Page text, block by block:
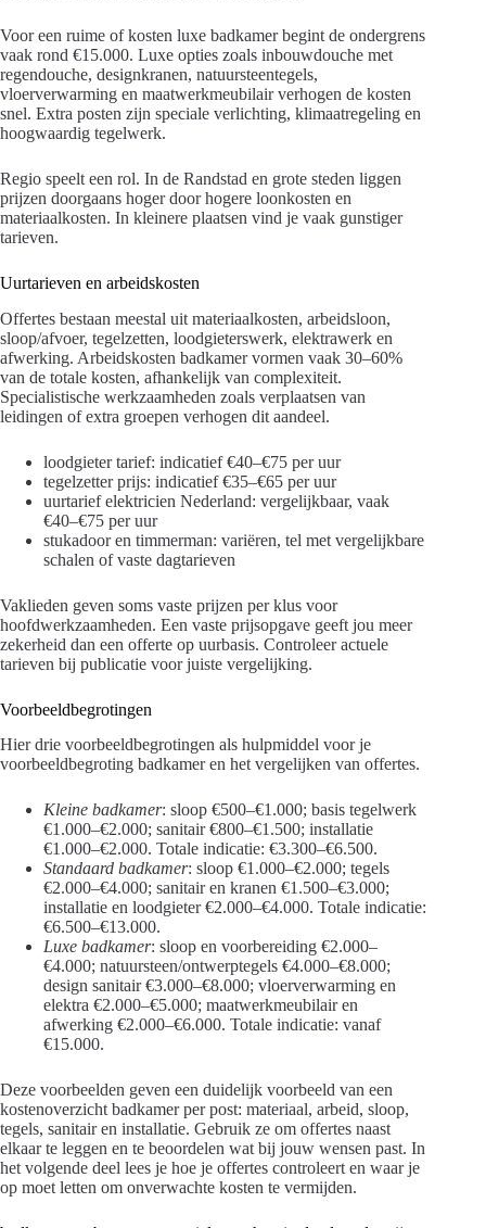
Voor een ruime of kosten luxe badkamer begint de ondergrens
vaak rond €15.000. Luxe opties zoals inbouwdouche met
regendouche, designkranen, natuursteentegels,
vloerverwarming en maatwerkmeubilair verhogen de kosten
snel. Extra posten zijn speciale verlichting, klimaatregeling en
hoogwaardig tegelwerk.
Regio speelt een rol. In de Randstad en grote steden liggen
prijzen doorgaans hoger door hogere loonkosten en
materiaalkosten. In kleinere plaatsen vind je vaak gunstiger
tarieven.
Uurtarieven en arbeidskosten
Offertes bestaan meestal uit materiaalkosten, arbeidsloon,
sloop/afvoer, tegelzetten, loodgieterswerk, elektrawerk en
afwerking. Arbeidskosten badkamer vormen vaak 30–60%
van de totale kosten, afhankelijk van complexiteit.
Specialistische werkzaamheden zoals verplaatsen van
leidingen of extra groepen verhogen dit aandeel.
loodgieter tarief: indicatief €40–€75 per uur
tegelzetter prijs: indicatief €35–€65 per uur
uurtarief elektricien Nederland: vergelijkbaar, vaak
€40–€75 per uur
stukadoor en timmerman: variëren, tel met vergelijkbare
schalen of vaste dagtarieven
Vaklieden geven soms vaste prijzen per klus voor
hoofdwerkzaamheden. Een vaste prijsopgave geeft jou meer
zekerheid dan een offerte op uurbasis. Controleer actuele
tarieven bij publicatie voor juiste vergelijking.
Voorbeeldbegrotingen
Hier drie voorbeeldbegrotingen als hulpmiddel voor je
voorbeeldbegroting badkamer en het vergelijken van offertes.
Kleine badkamer: sloop €500–€1.000; basis tegelwerk
€1.000–€2.000; sanitair €800–€1.500; installatie
€1.000–€2.000. Totale indicatie: €3.300–€6.500.
Standaard badkamer: sloop €1.000–€2.000; tegels
€2.000–€4.000; sanitair en kranen €1.500–€3.000;
installatie en loodgieter €2.000–€4.000. Totale indicatie:
€6.500–€13.000.
Luxe badkamer: sloop en voorbereiding €2.000–
€4.000; natuursteen/ontwerptegels €4.000–€8.000;
design sanitair €3.000–€8.000; vloerverwarming en
elektra €2.000–€5.000; maatwerkmeubilair en
afwerking €2.000–€6.000. Totale indicatie: vanaf
€15.000.
Deze voorbeelden geven een duidelijk voorbeeld van een
kostenoverzicht badkamer per post: materiaal, arbeid, sloop,
tegels, sanitair en installatie. Gebruik ze om offertes naast
elkaar te leggen en te beoordelen wat bij jouw wensen past. In
het volgende deel lees je hoe je offertes controleert en waar je
op moet letten om onverwachte kosten te vermijden.